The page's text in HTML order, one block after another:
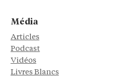
Média
Articles
Podcast
Vidéos
Livres Blancs